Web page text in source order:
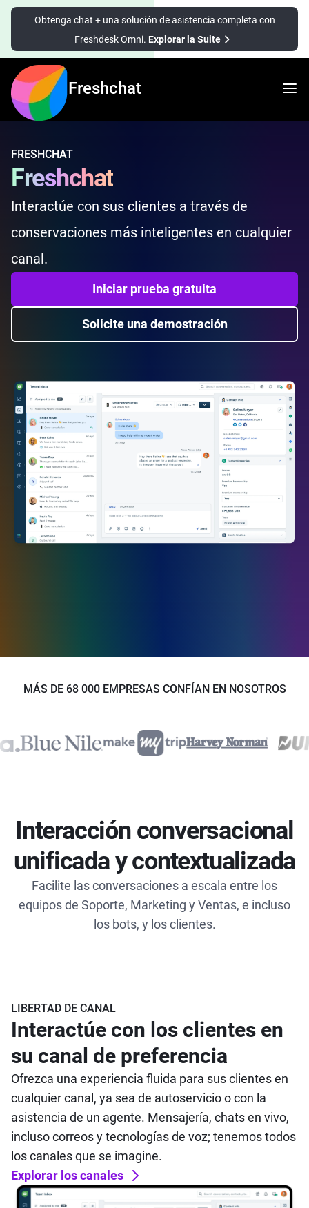
Obtenga chat + una solución de asistencia completa con
Freshdesk Omni. Explorar la Suite
Freshchat
FRESHCHAT
Freshchat
Interactúe con sus clientes a través de
conservaciones más inteligentes en cualquier
canal.
Iniciar prueba gratuita
Solicite una demostración
MÁS DE 68 000 EMPRESAS CONFÍAN EN NOSOTROS
Interacción conversacional
unificada y contextualizada
Facilite las conversaciones a escala entre los
equipos de Soporte, Marketing y Ventas, e incluso
los bots, y los clientes.
LIBERTAD DE CANAL
Interactúe con los clientes en
su canal de preferencia
Ofrezca una experiencia fluida para sus clientes en
cualquier canal, ya sea de autoservicio o con la
asistencia de un agente. Mensajería, chats en vivo,
incluso correos y tecnologías de voz; tenemos todos
los canales que se imagine.
Explorar los canales